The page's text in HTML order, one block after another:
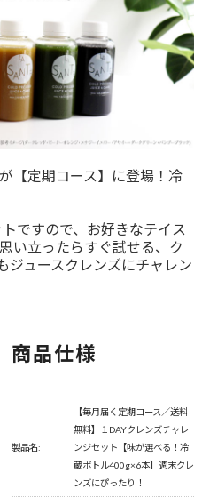
【定期コース】に登場！冷
ですので、お好きなテイス
い立ったらすぐ試せる、ク
ジュースクレンズにチャレン
商品仕様
製品名:
【毎月届く定期コース／送料
無料】１DAYクレンズチャレ
ンジセット【味が選べる！冷
蔵ボトル400g×6本】週末クレ
ンズにぴったり！